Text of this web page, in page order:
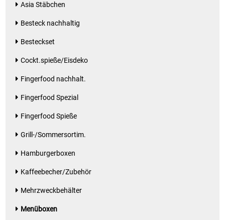
Tischbereich
Trocken-/Backfrüchte
Waffeln / Kekse
Waschmittel
Wein
Wurst
Asia Stäbchen
Besteck nachhaltig
Besteckset
Cockt.spieße/Eisdeko
Fingerfood nachhalt.
Fingerfood Spezial
Fingerfood Spieße
Grill-/Sommersortim.
Hamburgerboxen
Kaffeebecher/Zubehör
Mehrzweckbehälter
Menüboxen